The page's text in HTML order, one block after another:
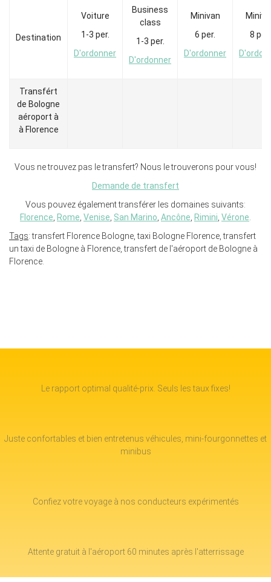
Destination
Voiture
1-3 per.
D'ordonner
Business
class
1-3 per.
D'ordonner
Minivan
6 per.
D'ordonner
8 per.
Transfért
de Bologne
aéroport à
à Florence
Vous ne trouvez pas le transfert? Nous le trouverons pour vous!
Demande de transfert
Vous pouvez également transférer les domaines suivants:
Florence Rome Venise San Marino Ancône Rimini Vérone
Tags: transfert Florence Bologne, taxi Bologne Florence, transfert
un taxi de Bologne à Florence, transfert de l'aéroport de Bologne à
Florence.
Le rapport optimal qualité-prix. Seuls les taux fixes!
Juste confortables et bien entretenus véhicules, mini-fourgonnettes et
minibus
Confiez votre voyage à nos conducteurs expérimentés
Attente gratuit à l'aéroport 60 minutes après l'atterrissage